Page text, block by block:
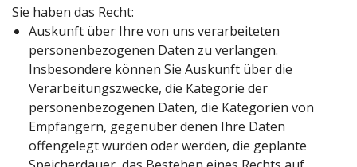
Sie haben das Recht:
Auskunft über Ihre von uns verarbeiteten
personenbezogenen Daten zu verlangen.
Insbesondere können Sie Auskunft über die
Verarbeitungszwecke, die Kategorie der
personenbezogenen Daten, die Kategorien von
Empfängern, gegenüber denen Ihre Daten
offengelegt wurden oder werden, die geplante